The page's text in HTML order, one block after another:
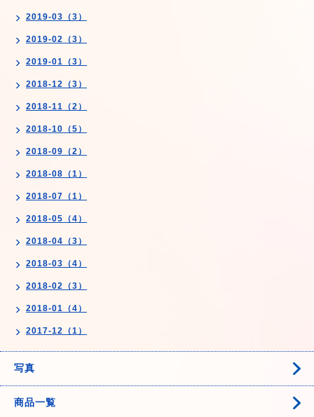
2019-03（3）
2019-02（3）
2019-01（3）
2018-12（3）
2018-11（2）
2018-10（5）
2018-09（2）
2018-08（1）
2018-07（1）
2018-05（4）
2018-04（3）
2018-03（4）
2018-02（3）
2018-01（4）
2017-12（1）
写真
商品一覧